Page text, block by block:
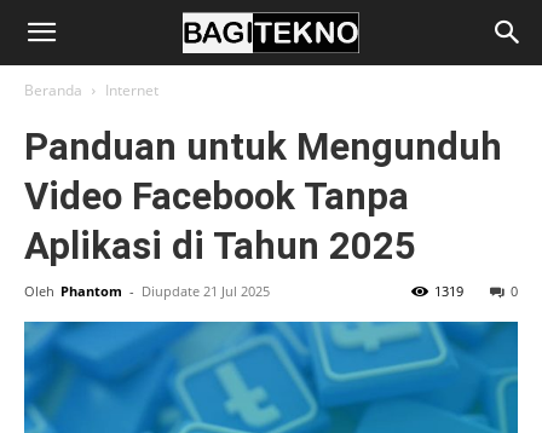
BagiTekno
Beranda Internet
Panduan untuk Mengunduh
Video Facebook Tanpa
Aplikasi di Tahun 2025
Oleh Phantom - Diupdate 21 Jul 2025 0
1319